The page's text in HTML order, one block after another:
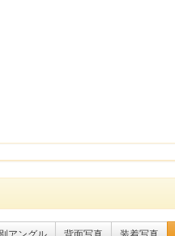
別アングル 背面写真 装着写真